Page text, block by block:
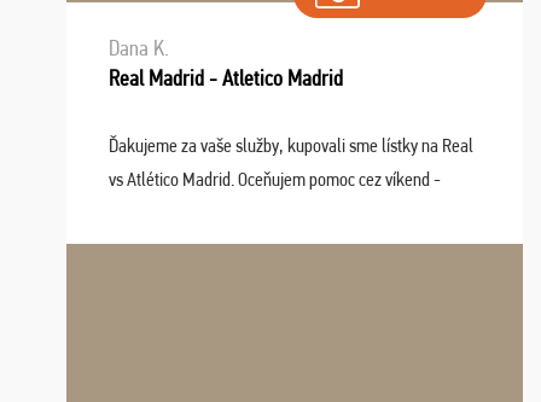
Dana K.
Real Madrid - Atletico Madrid
Ďakujeme za vaše služby, kupovali sme lístky na Real
vs Atlético Madrid. Oceňujem pomoc cez víkend -
spokojnosti. Sedenie bolo dobré, štadión Barnabéu ...